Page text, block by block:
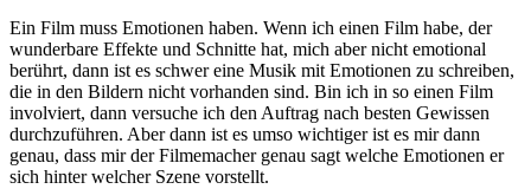
Ein Film muss Emotionen haben. Wenn ich einen Film habe, der
wunderbare Effekte und Schnitte hat, mich aber nicht emotional
berührt, dann ist es schwer eine Musik mit Emotionen zu schreiben,
die in den Bildern nicht vorhanden sind. Bin ich in so einen Film
involviert, dann versuche ich den Auftrag nach besten Gewissen
durchzuführen. Aber dann ist es umso wichtiger ist es mir dann
genau, dass mir der Filmemacher genau sagt welche Emotionen er
sich hinter welcher Szene vorstellt.